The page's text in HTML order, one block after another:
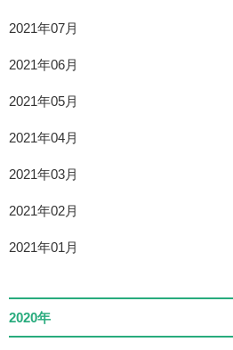
2021年07月
2021年06月
2021年05月
2021年04月
2021年03月
2021年02月
2021年01月
2020年